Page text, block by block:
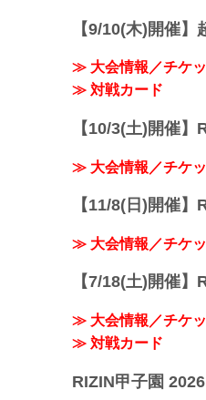
【9/10(木)開催
≫ 大会情報／チケ
≫ 対戦カード
【10/3(土)開催
≫ 大会情報／チケ
【11/8(日)開催
≫ 大会情報／チケ
【7/18(土)開催
≫ 大会情報／チケ
≫ 対戦カード
RIZIN甲子園 2026